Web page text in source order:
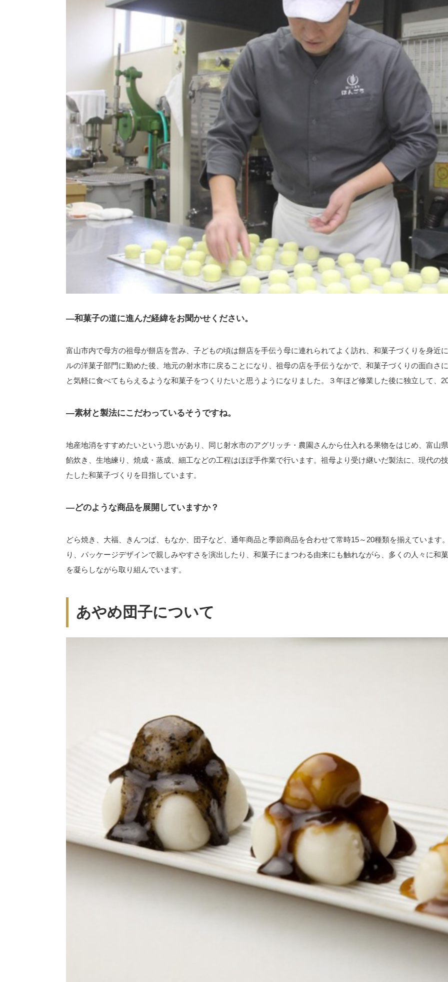
―和菓子の道に進んだ経緯をお聞かせください。
富山市内で母方の祖母が餅店を営み、子どもの頃は餅店を手伝う母に連れられてよく訪れ、和菓子づくりを身近
ルの洋菓子部門に勤めた後、地元の射水市に戻ることになり、祖母の店を手伝うなかで、和菓子づくりの面白さ
と気軽に食べてもらえるような和菓子をつくりたいと思うようになりました。３年ほど修業した後に独立して、
―素材と製法にこだわっているそうですね。
地産地消をすすめたいという思いがあり、同じ射水市のアグリッチ・農園さんから仕入れる果物をはじめ、富山
餡炊き、生地練り、焼成・蒸成、細工などの工程はほぼ手作業で行います。祖母より受け継いだ製法に、現代の
たした和菓子づくりを目指しています。
―どのような商品を展開していますか？
どら焼き、大福、きんつば、もなか、団子など、通年商品と季節商品を合わせて常時15～20種類を揃えています
り、パッケージデザインで親しみやすさを演出したり、和菓子にまつわる由来にも触れながら、多くの人々に和
を凝らしながら取り組んでいます。
あやめ団子について